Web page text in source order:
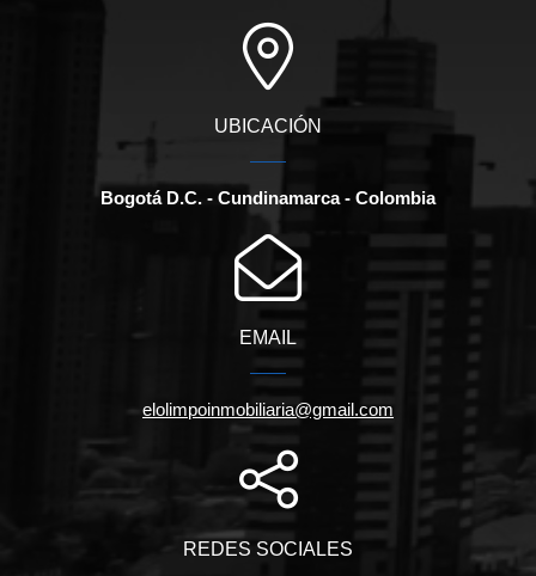
UBICACIÓN
Bogotá D.C. - Cundinamarca - Colombia
EMAIL
elolimpoinmobiliaria@gmail.com
REDES SOCIALES